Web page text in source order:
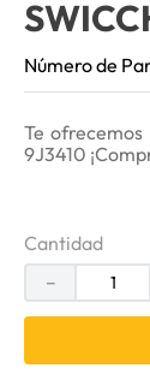
Número de
Te
9J3410
Cantidad
－